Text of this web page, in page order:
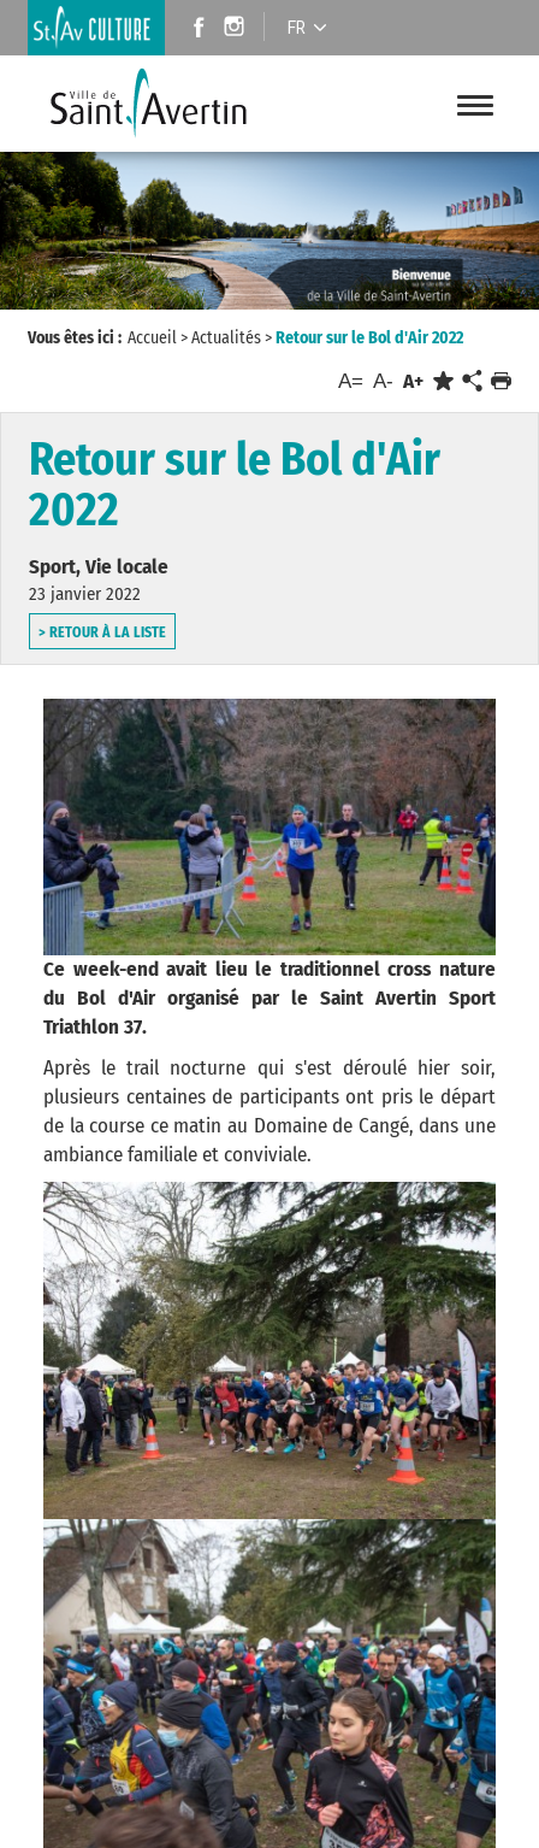
FR
Vous êtes ici : Accueil>Actualités>Retour sur le Bol d'Air 2022
A= A- A+
Retour sur le Bol d'Air
2022
Sport, Vie locale
23 janvier 2022
> RETOUR À LA LISTE
Ce week-end avait lieu le traditionnel cross nature
du Bol d'Air organisé par le Saint Avertin Sport
Triathlon 37.
Après le trail nocturne qui s'est déroulé hier soir,
plusieurs centaines de participants ont pris le départ
de la course ce matin au Domaine de Cangé, dans une
ambiance familiale et conviviale.